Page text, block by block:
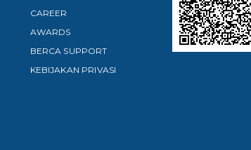
CAREER
AWARDS
BERCA SUPPORT
KEBIJAKAN PRIVASI